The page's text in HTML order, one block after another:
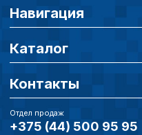
Навигация
Каталог
Контакты
Отдел продаж
+375 (44) 500 95 95